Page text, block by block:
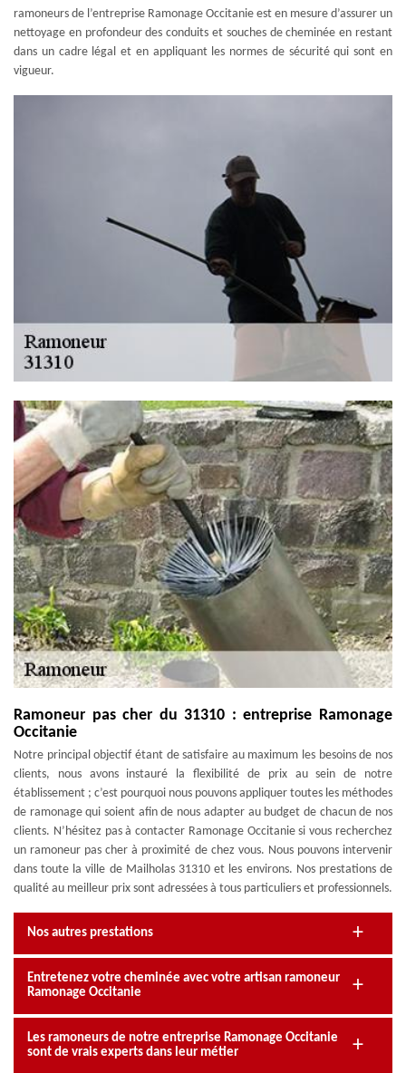
ramoneurs de l’entreprise Ramonage Occitanie est en mesure d’assurer un
nettoyage en profondeur des conduits et souches de cheminée en restant
dans un cadre légal et en appliquant les normes de sécurité qui sont en
vigueur.
Ramoneur pas cher du 31310 : entreprise Ramonage
Occitanie
Notre principal objectif étant de satisfaire au maximum les besoins de nos
clients, nous avons instauré la flexibilité de prix au sein de notre
établissement ; c’est pourquoi nous pouvons appliquer toutes les méthodes
de ramonage qui soient afin de nous adapter au budget de chacun de nos
clients. N’hésitez pas à contacter Ramonage Occitanie si vous recherchez
un ramoneur pas cher à proximité de chez vous. Nous pouvons intervenir
dans toute la ville de Mailholas 31310 et les environs. Nos prestations de
qualité au meilleur prix sont adressées à tous particuliers et professionnels.
Nos autres prestations
Entretenez votre cheminée avec votre artisan ramoneur
Ramonage Occitanie
Les ramoneurs de notre entreprise Ramonage Occitanie
sont de vrais experts dans leur métier